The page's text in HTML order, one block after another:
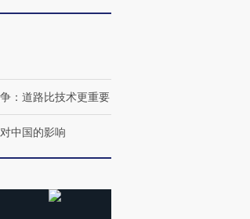
：道路比技术更重要
中国的影响